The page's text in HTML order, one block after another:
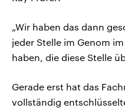
„Wir haben das dann
jeder Stelle im Genom
haben, die diese Stelle
Gerade erst hat das
vollständig